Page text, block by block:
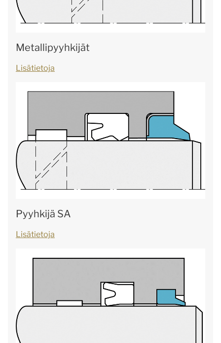
Metallipyyhkijät
Lisätietoja
Pyyhkijä SA
Lisätietoja